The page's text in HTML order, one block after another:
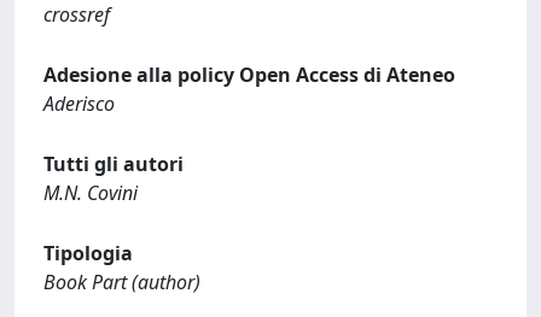
crossref
Adesione alla policy Open Access di Ateneo
Aderisco
Tutti gli autori
M.N. Covini
Tipologia
Book Part (author)